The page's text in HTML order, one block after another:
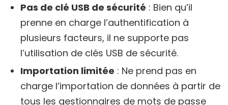
Pas de clé USB de sécurité : Bien qu’il
prenne en charge l’authentification à
plusieurs facteurs, il ne supporte pas
l’utilisation de clés USB de sécurité.
Importation limitée : Ne prend pas en
charge l’importation de données à partir de
tous les gestionnaires de mots de passe